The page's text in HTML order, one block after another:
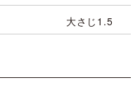
大さじ1.5